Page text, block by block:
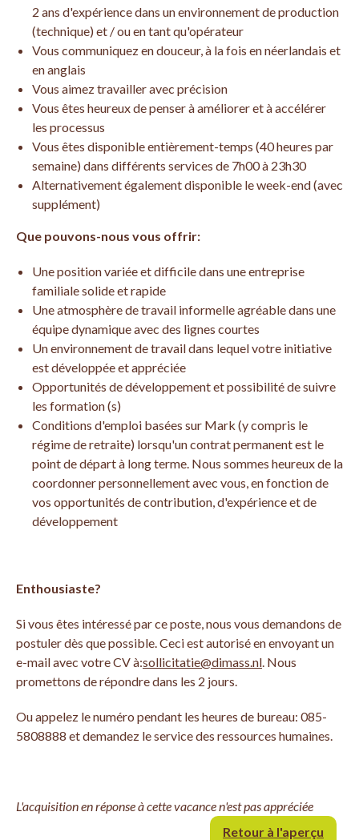
2 ans d'expérience dans un environnement de production
(technique) et / ou en tant qu'opérateur
Vous communiquez en douceur, à la fois en néerlandais et
en anglais
Vous aimez travailler avec précision
Vous êtes heureux de penser à améliorer et à accélérer
les processus
Vous êtes disponible entièrement-temps (40 heures par
semaine) dans différents services de 7h00 à 23h30
Alternativement également disponible le week-end (avec
supplément)
Que pouvons-nous vous offrir:
Une position variée et difficile dans une entreprise
familiale solide et rapide
Une atmosphère de travail informelle agréable dans une
équipe dynamique avec des lignes courtes
Un environnement de travail dans lequel votre initiative
est développée et appréciée
Opportunités de développement et possibilité de suivre
les formation (s)
Conditions d'emploi basées sur Mark (y compris le
régime de retraite) lorsqu'un contrat permanent est le
point de départ à long terme. Nous sommes heureux de la
coordonner personnellement avec vous, en fonction de
vos opportunités de contribution, d'expérience et de
développement
Enthousiaste?
Si vous êtes intéressé par ce poste, nous vous demandons de
postuler dès que possible. Ceci est autorisé en envoyant un
e-mail avec votre CV à:sollicitatie@dimass.nl. Nous
promettons de répondre dans les 2 jours.
Ou appelez le numéro pendant les heures de bureau: 085-
5808888 et demandez le service des ressources humaines.
L'acquisition en réponse à cette vacance n'est pas appréciée
Retour à l'aperçu